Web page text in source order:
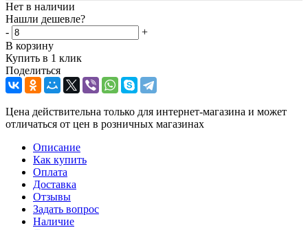
Нет в наличии
Нашли дешевле?
-
+
В корзину
Купить в 1 клик
Поделиться
Цена действительна только для интернет-магазина и может
отличаться от цен в розничных магазинах
Описание
Как купить
Оплата
Доставка
Отзывы
Задать вопрос
Наличие